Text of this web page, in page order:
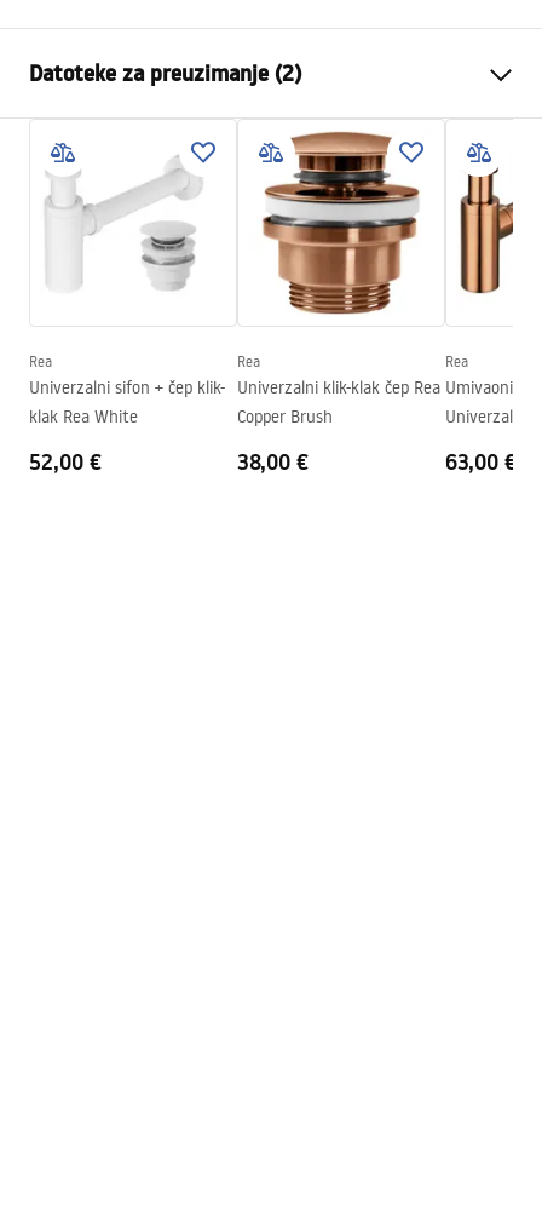
Materijal
Sanitarna keramika
Boja
Imitacija kamena
Završetak
Sjajni
Duljina
550mm
415mm
140mm
115mm
Oblik
Otvor za slavinu
NE
Datoteke za preuzimanje (2)
Montažne upute
Basin.pdf
Jamstveni uvjeti
Warranty_Terms_and_Conditions_Basins_-_5.pdf
Rea
Univerzalni sifon + čep klik-
klak Rea White
52,00 €
Rea
Univerzalni klik-klak čep Rea
Copper Brush
38,00 €
Rea
Umivaonik
Univerzalno
63,00 €